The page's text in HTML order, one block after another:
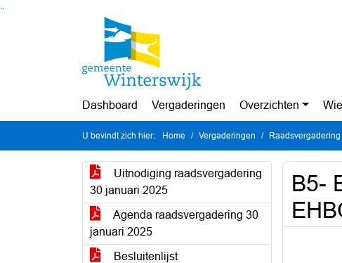
Ga naar de inhoud van deze pagina
Dashboard Vergaderingen Overzichten
U bevindt zich hier: Home Vergaderingen
Uitnodiging raadsvergadering
30 januari 2025
Agenda raadsvergadering 30
januari 2025
Besluitenlijst
B5-